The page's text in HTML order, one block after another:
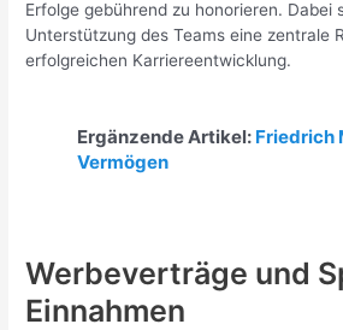
Erfolge gebührend zu honorieren. Dabei
Unterstützung des Teams eine zentrale
erfolgreichen Karriereentwicklung.
Ergänzende Artikel: Friedrich
Vermögen
Werbeverträge und
Einnahmen